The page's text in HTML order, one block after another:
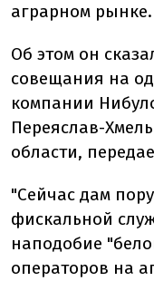
аграрном рынке.
Об этом он
совещания на
компании
Переяслав-
области,
"Сейчас дам
фискальной
наподобие
операторов на